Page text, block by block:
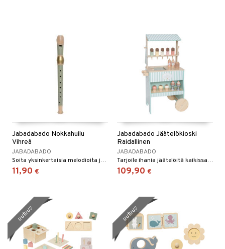
Jabadabado Nokkahuilu
Vihreä
JABADABADO
Soita yksinkertaisia melodioita ja tutustu, miltä eri sävelet kuulostavat!
11,90 €
Jabadabado Jäätelökioski
Raidallinen
JABADABADO
Tarjoile ihania jäätelöitä kaikissa mahdollisissa mauissa!
109,90 €
uutuus uutuus